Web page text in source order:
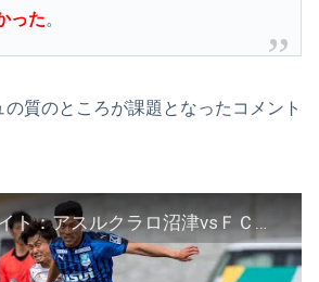
った。
質のところが課題となったコメント
【公式】ハイライト：アスルクラロ沼津vsＦＣ今治 明治安田生命Ｊ３リーグ 第2節 2021/3/20